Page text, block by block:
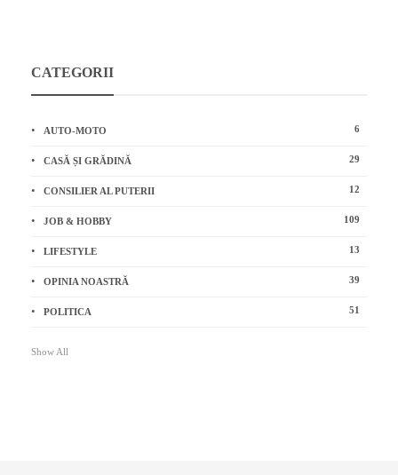
CATEGORII
AUTO-MOTO 6
CASĂ ȘI GRĂDINĂ 29
CONSILIER AL PUTERII 12
JOB & HOBBY 109
LIFESTYLE 13
OPINIA NOASTRĂ 39
POLITICA 51
Show All